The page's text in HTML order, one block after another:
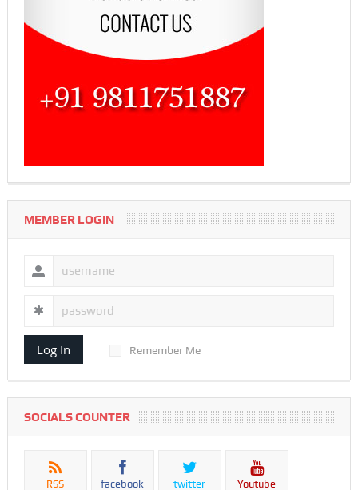
MEMBER LOGIN
Log In Remember Me
SOCIALS COUNTER
RSS facebook twitter Youtube